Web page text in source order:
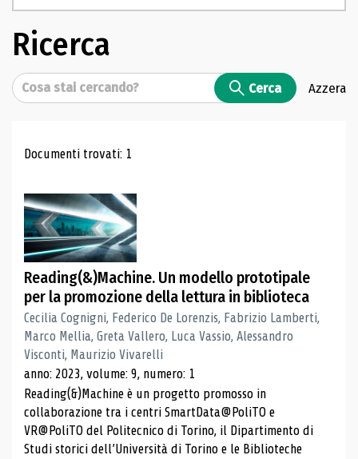
Ricerca
Cerca Cerca Azzera
Risultati di ricerca
Documenti trovati: 1
Reading(&)Machine. Un modello prototipale
per la promozione della lettura in biblioteca
Cecilia Cognigni, Federico De Lorenzis, Fabrizio Lamberti,
Marco Mellia, Greta Vallero, Luca Vassio, Alessandro
Visconti, Maurizio Vivarelli
anno: 2023, volume: 9, numero: 1
Reading(&)Machine è un progetto promosso in
collaborazione tra i centri SmartData@PoliTO e
VR@PoliTO del Politecnico di Torino, il Dipartimento di
Studi storici dell’Università di Torino e le Biblioteche